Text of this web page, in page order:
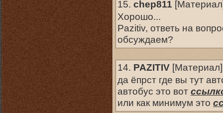
15. chep811 [Материал
Хорошо...
Pazitiv, ответь на
обсуждаем?
14. PAZITIV [Материал]
да ёпрст где вы тут
автобус это вот
или как минимум это